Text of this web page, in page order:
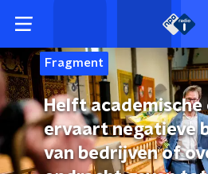
Fragment
Helft
ervaart negatieve
van bedrijven of